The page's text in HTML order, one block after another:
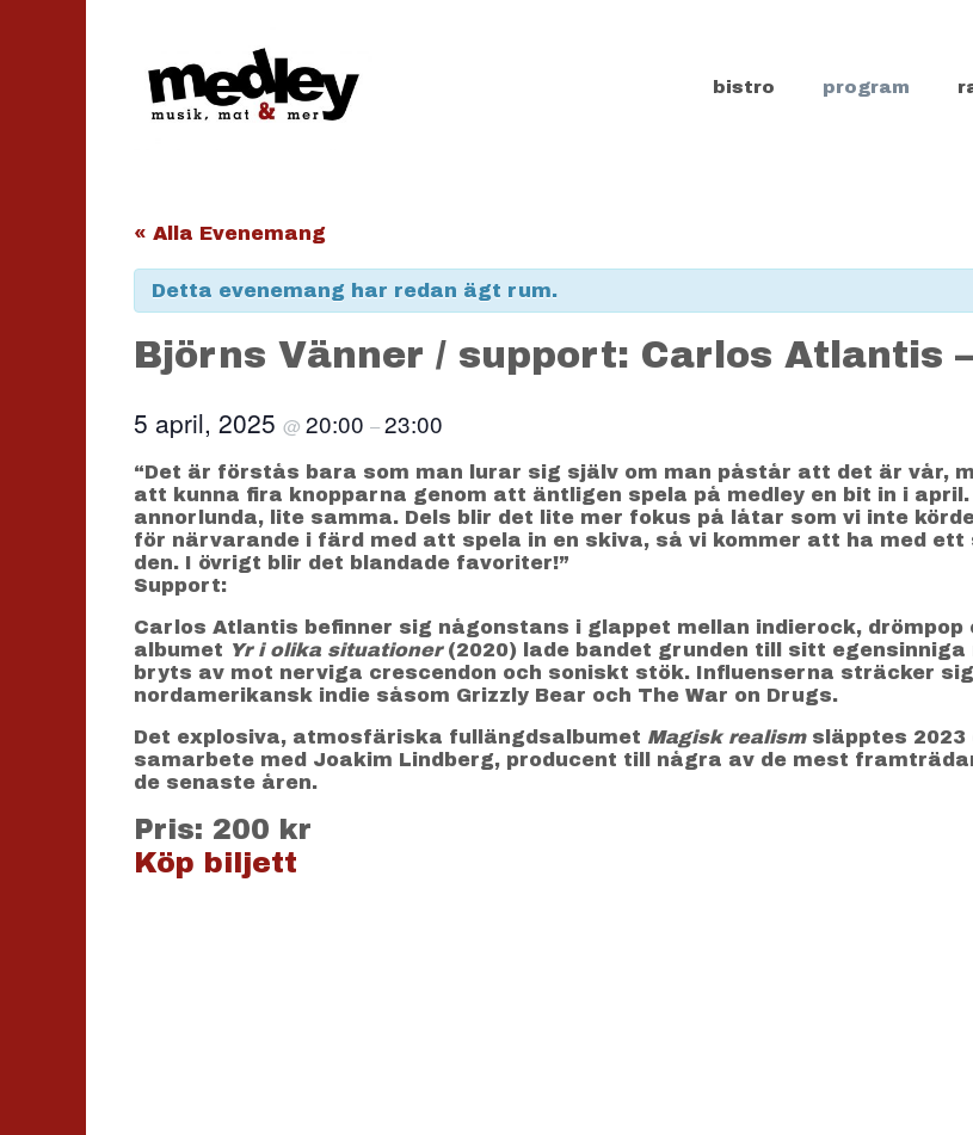
bistro program
« Alla Evenemang
Detta evenemang har redan ägt rum.
Björns Vänner / support: Carlos Atlantis
5 april, 2025 @ 20:00 –23:00
“Det är förstås bara som man lurar sig själv om man påstår att det är vår,
att kunna fira knopparna genom att äntligen spela på medley en bit in i
annorlunda, lite samma. Dels blir det lite mer fokus på låtar som vi inte
för närvarande i färd med att spela in en skiva, så vi kommer att ha med
den. I övrigt blir det blandade favoriter!”
Support:
Carlos Atlantis befinner sig någonstans i glappet mellan indierock, drömpop
albumet Yr i olika situationer (2020) lade bandet grunden till sitt
bryts av mot nerviga crescendon och soniskt stök. Influenserna sträcker
nordamerikansk indie såsom Grizzly Bear och The War on Drugs.
Det explosiva, atmosfäriska fullängdsalbumet Magisk realismsläpptes 2023
samarbete med Joakim Lindberg, producent till några av de mest
de senaste åren.
Pris: 200 kr
Köp biljett